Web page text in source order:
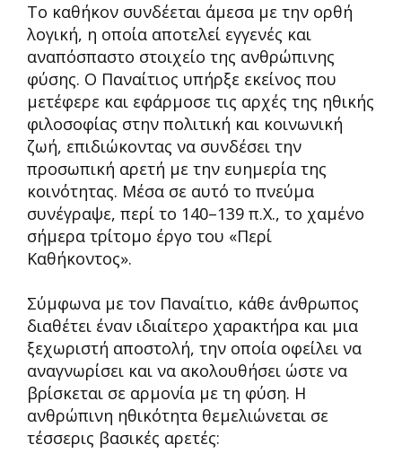
Το καθήκον συνδέεται άμεσα με την ορθή
λογική, η οποία αποτελεί εγγενές και
αναπόσπαστο στοιχείο της ανθρώπινης
φύσης. Ο Παναίτιος υπήρξε εκείνος που
μετέφερε και εφάρμοσε τις αρχές της ηθικής
φιλοσοφίας στην πολιτική και κοινωνική
ζωή, επιδιώκοντας να συνδέσει την
προσωπική αρετή με την ευημερία της
κοινότητας. Μέσα σε αυτό το πνεύμα
συνέγραψε, περί το 140–139 π.Χ., το χαμένο
σήμερα τρίτομο έργο του «Περί
Καθήκοντος».
Σύμφωνα με τον Παναίτιο, κάθε άνθρωπος
διαθέτει έναν ιδιαίτερο χαρακτήρα και μια
ξεχωριστή αποστολή, την οποία οφείλει να
αναγνωρίσει και να ακολουθήσει ώστε να
βρίσκεται σε αρμονία με τη φύση. Η
ανθρώπινη ηθικότητα θεμελιώνεται σε
τέσσερις βασικές αρετές: